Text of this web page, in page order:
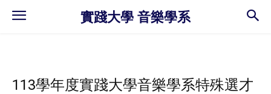
實踐大學 音樂學系
113學年度實踐大學音樂學系特殊選才